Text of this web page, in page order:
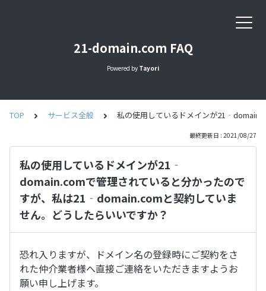
21-domain.com FAQ
Powered by Tayori
TOP サービス全般 私の使用しているドメインが
最終更新日 : 2021/08/27
私の使用しているドメインが21‐
domain.comで管理されていると分かったので
すが、私は21‐domain.comと契約していま
せん。どうしたらいいですか？
恐れ入りますが、ドメイン名の登録時にご契約をさ
れた仲介業者様へ直接ご連絡をいただきますようお
願い申し上げます。